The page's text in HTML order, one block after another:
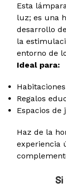
Esta
luz; es una
desarrollo
la
entorno de
Ideal para:
Regalos
Espacios de
Haz de la
experiencia